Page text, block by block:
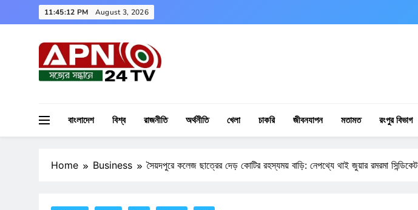
to
11:45:14 PM August 3, 2026
বাংলাদেশ বিশ্ব রাজনীতি অর্থনীতি খেলা চাকরি জীবনযাপন মতামত রংপুর বিভাগ
Home Business সৈয়দপুরে কলেজ ছাত্রের দেড় কোটির রহস্যময় বাড়ি: নেপথ্যে থাই জুয়ার রমরমা সিন্ডিকেট